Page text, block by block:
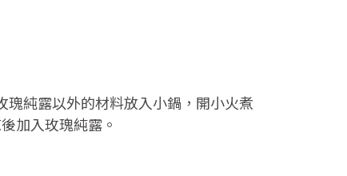
瑰純露以外的材料放入小鍋，開小火煮
加入玫瑰純露。